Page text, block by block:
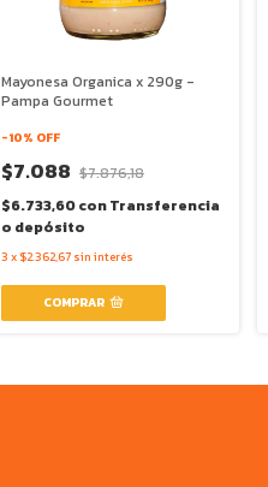
Mayonesa Organica x 290g -
Pampa Gourmet
-10% OFF
$7.088 $7.876,18
$6.733,60conTransferencia
o depósito
3 x $2.362,67 sin interés